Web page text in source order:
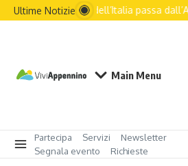
Ultime Notizie
Il futuro dell’Italia passa
Main Menu
Partecipa Servizi
Newsletter
Segnala evento
Richieste